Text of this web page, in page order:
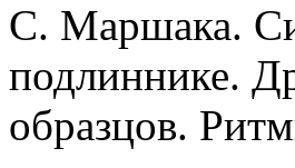
С. Маршака.
подлиннике.
образцов.